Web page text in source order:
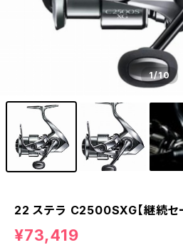
1/10
22 ステラ C2500SXG【継続セー
¥73,419